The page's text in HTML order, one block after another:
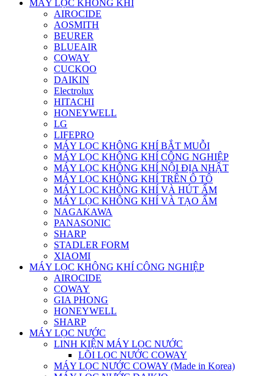
MÁY LỌC KHÔNG KHÍ
AIROCIDE
AOSMITH
BEURER
BLUEAIR
COWAY
CUCKOO
DAIKIN
Electrolux
HITACHI
HONEYWELL
LG
LIFEPRO
MÁY LỌC KHÔNG KHÍ BẮT MUỖI
MÁY LỌC KHÔNG KHÍ CÔNG NGHIỆP
MÁY LỌC KHÔNG KHÍ NỘI ĐỊA NHẬT
MÁY LỌC KHÔNG KHÍ TRÊN Ô TÔ
MÁY LỌC KHÔNG KHÍ VÀ HÚT ẨM
MÁY LỌC KHÔNG KHÍ VÀ TẠO ẨM
NAGAKAWA
PANASONIC
SHARP
STADLER FORM
XIAOMI
MÁY LỌC KHÔNG KHÍ CÔNG NGHIỆP
AIROCIDE
COWAY
GIA PHONG
HONEYWELL
SHARP
MÁY LỌC NƯỚC
LINH KIỆN MÁY LỌC NƯỚC
LÕI LỌC NƯỚC COWAY
MÁY LỌC NƯỚC COWAY (Made in Korea)